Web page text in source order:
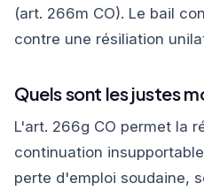
(art. 266m CO). Le bail
contre une résiliation
Quels sont les justes
L'art. 266g CO permet la
continuation
perte d'emploi soudaine,